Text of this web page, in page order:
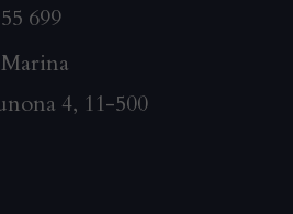
699
4, 11-500